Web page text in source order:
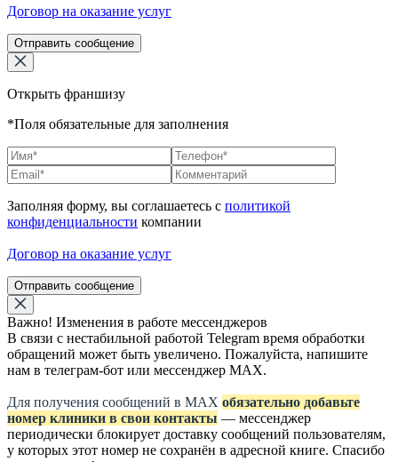
Договор на оказание услуг
Отправить сообщение
Открыть франшизу
*Поля обязательные для заполнения
Заполняя форму, вы соглашаетесь с политикой
конфиденциальности компании
Договор на оказание услуг
Отправить сообщение
Важно! Изменения в работе мессенджеров
В связи с нестабильной работой Telegram время обработки
обращений может быть увеличено. Пожалуйста, напишите
нам в телеграм-бот или мессенджер МАХ.
Для получения сообщений в МАХ обязательно добавьте
номер клиники в свои контакты — мессенджер
периодически блокирует доставку сообщений пользователям,
у которых этот номер не сохранён в адресной книге. Спасибо